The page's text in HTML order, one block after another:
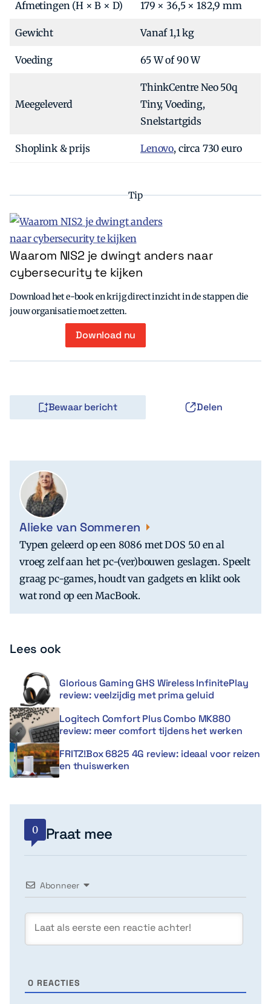
Afmetingen (H × B × D) 179 × 36,5 × 182,9 mm
Gewicht Vanaf 1,1 kg
Voeding 65 W of 90 W
Meegeleverd
ThinkCentre Neo 50q
Tiny, Voeding,
Snelstartgids
Shoplink & prijs Lenovo, circa 730 euro
Tip
Waarom NIS2 je dwingt anders naar
cybersecurity te kijken
Download het e-book en krijg direct inzicht in de stappen die
jouw organisatie moet zetten.
Download nu
Bewaar bericht Delen
Alieke van Sommeren
Typen geleerd op een 8086 met DOS 5.0 en al
vroeg zelf aan het pc-(ver)bouwen geslagen. Speelt
graag pc-games, houdt van gadgets en klikt ook
wat rond op een MacBook.
Lees ook
Glorious Gaming GHS Wireless InfinitePlay
review: veelzijdig met prima geluid
Logitech Comfort Plus Combo MK880
review: meer comfort tijdens het werken
FRITZ!Box 6825 4G review: ideaal voor reizen
en thuiswerken
0 Praat mee
Abonneer
0 REACTIES